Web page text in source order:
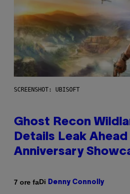
SCREENSHOT: UBISOFT
Ghost Recon
Details Leak
Anniversary
7 ore faDi Denny Connolly